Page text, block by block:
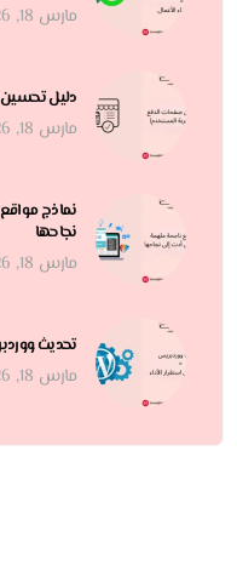
مارس 18, 2026
دليل
مارس 18, 2026
نماذج
نجاحها
مارس 18, 2026
تحديث
مارس 18, 2026